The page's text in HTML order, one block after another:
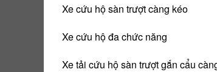
Xe cứu hộ sàn trượt càng kéo
Xe cứu hộ đa chức năng
Xe tải cứu hộ sàn trượt gắn cẩu